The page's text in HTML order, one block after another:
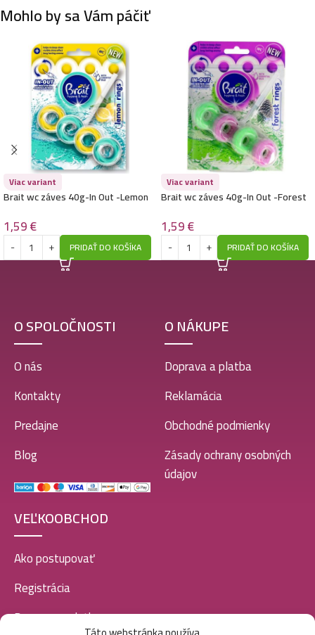
Mohlo by sa Vám páčiť
Viac variant
Brait wc záves 40g-In Out -Lemon
1,59€
PRIDAŤ DO KOŠÍKA
Viac variant
Brait wc záves 40g-In Out -Forest
1,59€
PRIDAŤ DO KOŠÍKA
O SPOLOČNOSTI
O nás
Kontakty
Predajne
Blog
O NÁKUPE
Doprava a platba
Reklamácia
Obchodné podmienky
Zásady ochrany osobných
údajov
VEĽKOOBCHOD
Ako postupovať
Registrácia
Doprava a platba